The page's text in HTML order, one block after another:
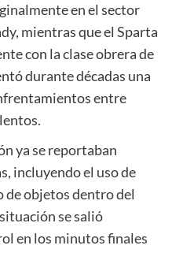
en el sector
mientras que el Sparta
con la clase obrera de
durante décadas una
entre
ya se reportaban
incluyendo el uso de
objetos dentro del
se salió
en los minutos finales